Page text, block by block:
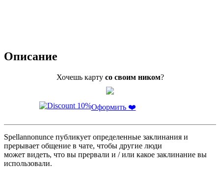
Описание
Хочешь карту со своим ником?
Оформить ❤️
Spellannonunce публикует определенные заклинания и
прерывает общение в чате, чтобы другие люди
может видеть, что вы прервали и / или какое заклинание вы
использовали.